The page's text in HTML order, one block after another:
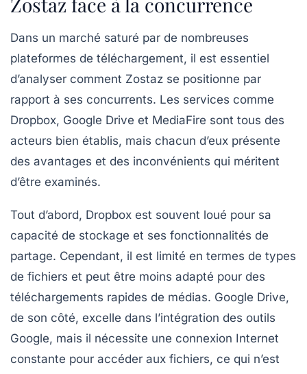
Dans un marché saturé par de nombreuses
plateformes de téléchargement, il est essentiel
d’analyser comment Zostaz se positionne par
rapport à ses concurrents. Les services comme
Dropbox, Google Drive et MediaFire sont tous des
acteurs bien établis, mais chacun d’eux présente
des avantages et des inconvénients qui méritent
d’être examinés.
Tout d’abord, Dropbox est souvent loué pour sa
capacité de stockage et ses fonctionnalités de
partage. Cependant, il est limité en termes de types
de fichiers et peut être moins adapté pour des
téléchargements rapides de médias. Google Drive,
de son côté, excelle dans l’intégration des outils
Google, mais il nécessite une connexion Internet
constante pour accéder aux fichiers, ce qui n’est